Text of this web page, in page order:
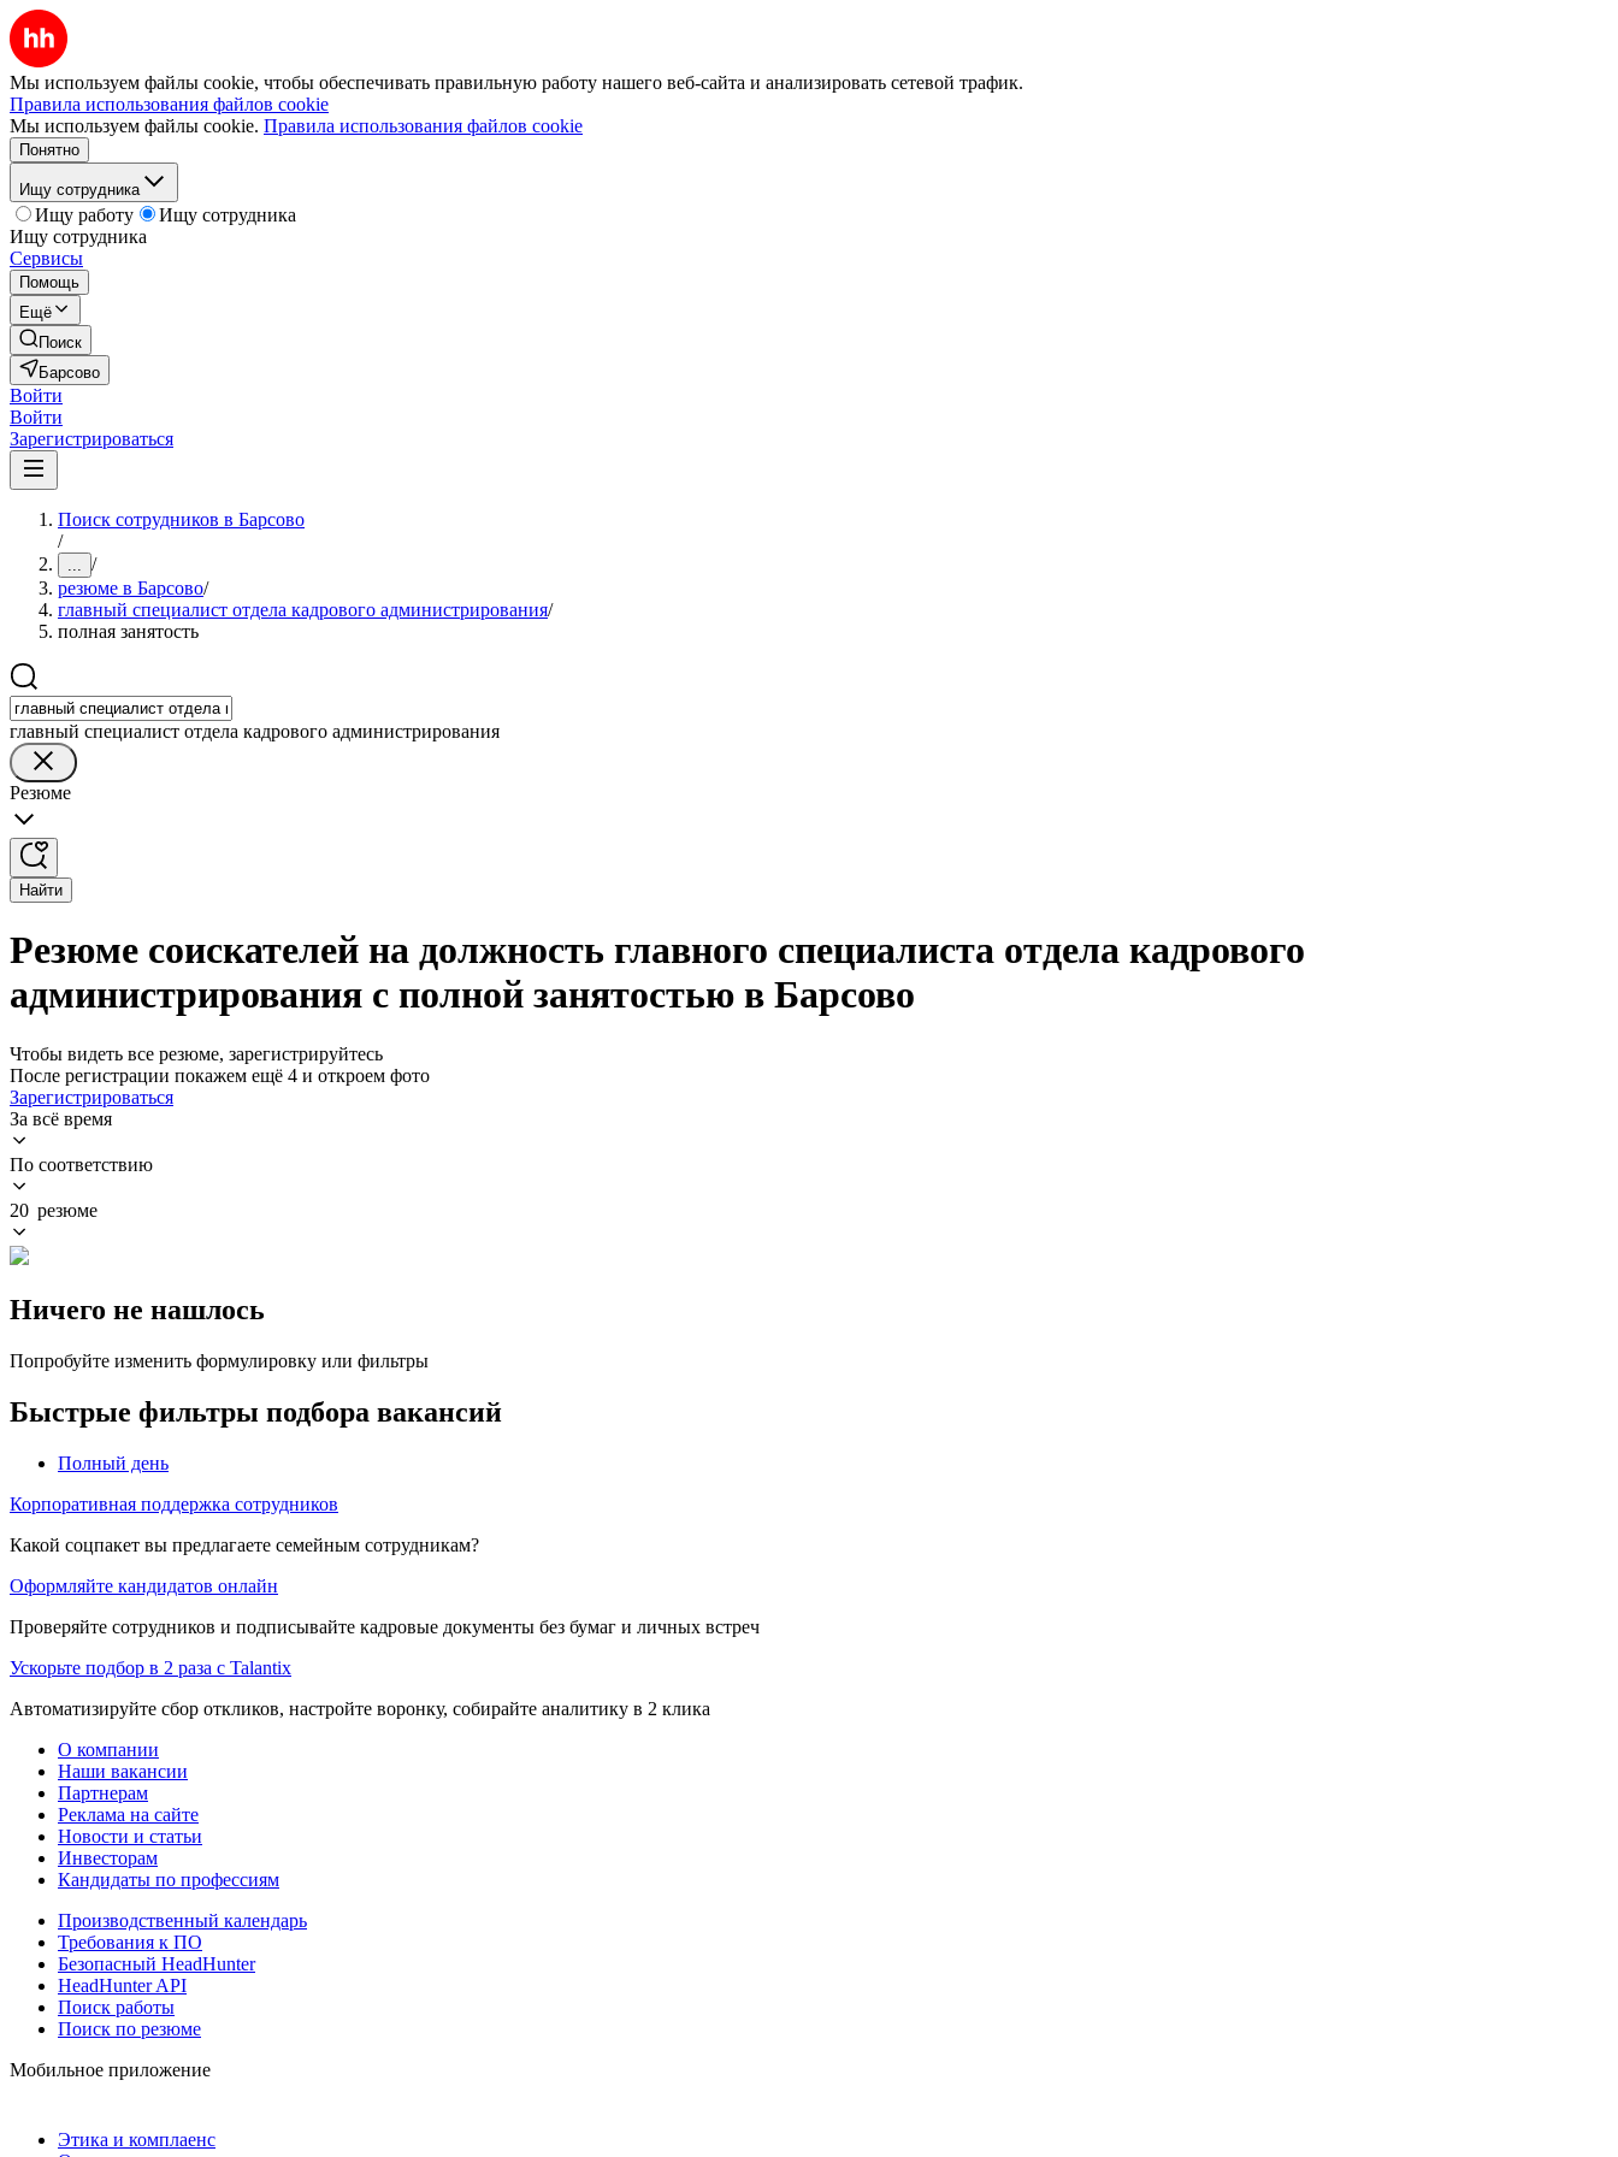
Мы используем файлы cookie, чтобы обеспечивать правильную работу нашего веб-сайта и анализировать сетевой трафик.
Правила использования файлов cookie
Мы используем файлы cookie. Правила использования файлов cookie
Понятно
Ищу сотрудника
Ищу работу
Ищу сотрудника
Ищу сотрудника
Сервисы
Помощь
Ещё
Поиск
Барсово
Войти
Войти
Зарегистрироваться
Поиск сотрудников в Барсово
/
... /
резюме в Барсово/
главный специалист отдела кадрового администрирования/
полная занятость
главный специалист отдела кадрового администрирования
Резюме
Найти
Резюме соискателей на должность главного специалиста отдела кадрового
администрирования с полной занятостью в Барсово
Чтобы видеть все резюме, зарегистрируйтесь
После регистрации покажем ещё 4 и откроем фото
Зарегистрироваться
За всё время
По соответствию
20 резюме
Ничего не нашлось
Попробуйте изменить формулировку или фильтры
Быстрые фильтры подбора вакансий
Полный день
Корпоративная поддержка сотрудников
Какой соцпакет вы предлагаете семейным сотрудникам?
Оформляйте кандидатов онлайн
Проверяйте сотрудников и подписывайте кадровые документы без бумаг и личных встреч
Ускорьте подбор в 2 раза с Talantix
Автоматизируйте сбор откликов, настройте воронку, собирайте аналитику в 2 клика
О компании
Наши вакансии
Партнерам
Реклама на сайте
Новости и статьи
Инвесторам
Кандидаты по профессиям
Производственный календарь
Требования к ПО
Безопасный HeadHunter
HeadHunter API
Поиск работы
Поиск по резюме
Мобильное приложение
Этика и комплаенс